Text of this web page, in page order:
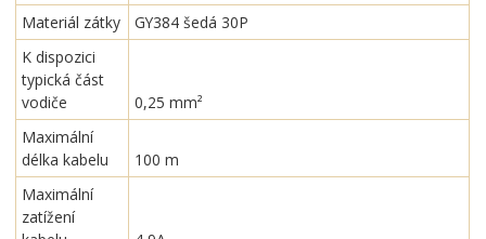
Materiál zátky
GY384 šedá 30P
K dispozici
typická část
vodiče
0,25 mm²
Maximální
délka kabelu
100 m
Maximální
zatížení